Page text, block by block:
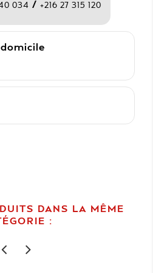
034 / +216 27 315 120
DANS LA MÊME
: